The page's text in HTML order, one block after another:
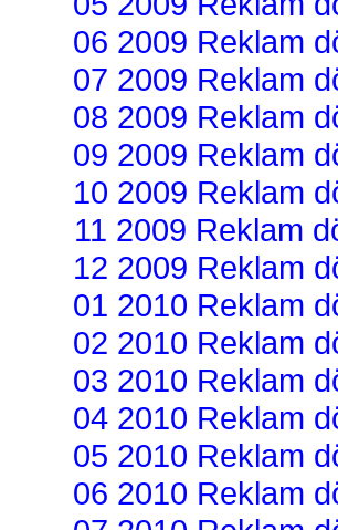
06 2009 Reklam
07 2009 Reklam
08 2009 Reklam
09 2009 Reklam
10 2009 Reklam
11 2009 Reklam
12 2009 Reklam
01 2010 Reklam
02 2010 Reklam
03 2010 Reklam
04 2010 Reklam
05 2010 Reklam
06 2010 Reklam